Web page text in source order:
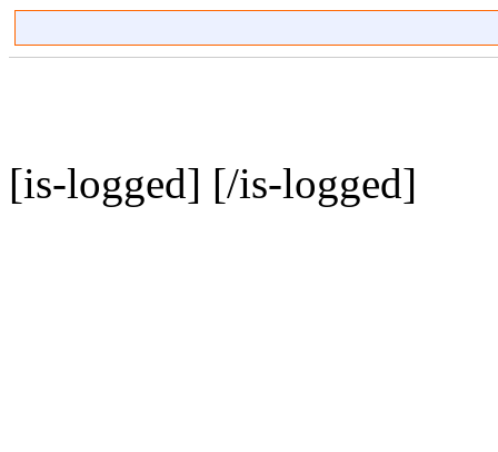
[is-logged] [/is-logged]